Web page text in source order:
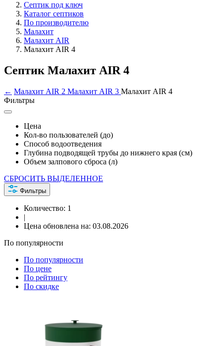
Септик под ключ
Каталог септиков
По производителю
Малахит
Малахит AIR
Малахит AIR 4
Септик Малахит AIR 4
← Малахит AIR 2 Малахит AIR 3 Малахит AIR 4
Фильтры
Цена
Кол-во пользователей (до)
Способ водоотведения
Глубина подводящей трубы до нижнего края (см)
Объем залпового сброса (л)
СБРОСИТЬ ВЫДЕЛЕННОЕ
Фильтры
Количество: 1
|
Цена обновлена на: 03.08.2026
По популярности
По популярности
По цене
По рейтингу
По скидке